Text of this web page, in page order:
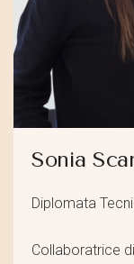
Sonia
Diplomata
Collaboratrice